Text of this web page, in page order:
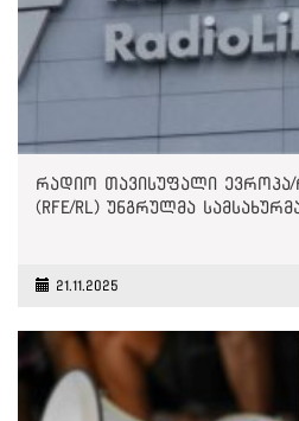
რადიო თავისუფალი
(RFE/RL) უნგრულმა
21.11.2025